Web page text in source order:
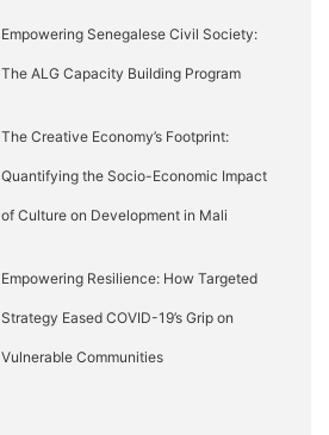
Empowering Senegalese Civil Society:
The ALG Capacity Building Program
The Creative Economy’s Footprint:
Quantifying the Socio-Economic Impact
of Culture on Development in Mali
Empowering Resilience: How Targeted
Strategy Eased COVID-19’s Grip on
Vulnerable Communities